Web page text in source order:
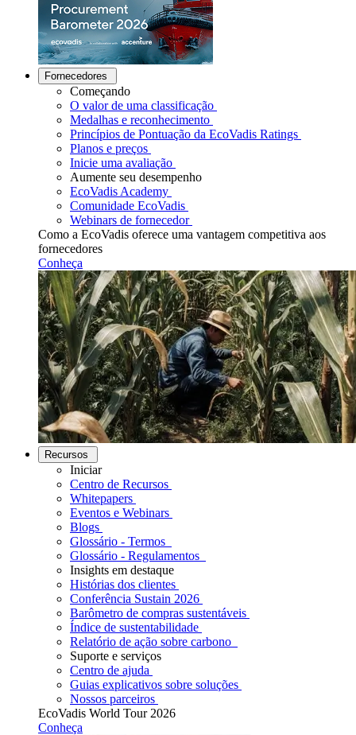
Fornecedores
Começando
O valor de uma classificação
Medalhas e reconhecimento
Princípios de Pontuação da EcoVadis Ratings
Planos e preços
Inicie uma avaliação
Aumente seu desempenho
EcoVadis Academy
Comunidade EcoVadis
Webinars de fornecedor
Como a EcoVadis oferece uma vantagem competitiva aos
fornecedores
Conheça
Recursos
Iniciar
Centro de Recursos
Whitepapers
Eventos e Webinars
Blogs
Glossário - Termos
Glossário - Regulamentos
Insights em destaque
Histórias dos clientes
Conferência Sustain 2026
Barômetro de compras sustentáveis
Índice de sustentabilidade
Relatório de ação sobre carbono
Suporte e serviços
Centro de ajuda
Guias explicativos sobre soluções
Nossos parceiros
EcoVadis World Tour 2026
Conheça